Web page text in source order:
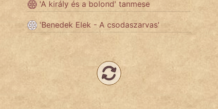
vörös ördög
pszichopati
'A király és a bolond' tanmese
'Benedek Elek - A csodaszarvas'